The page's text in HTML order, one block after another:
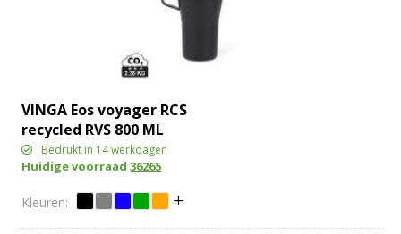
VINGA Eos voyager RCS
recycled RVS 800 ML
Bedrukt in 14 werkdagen
Huidige voorraad36265